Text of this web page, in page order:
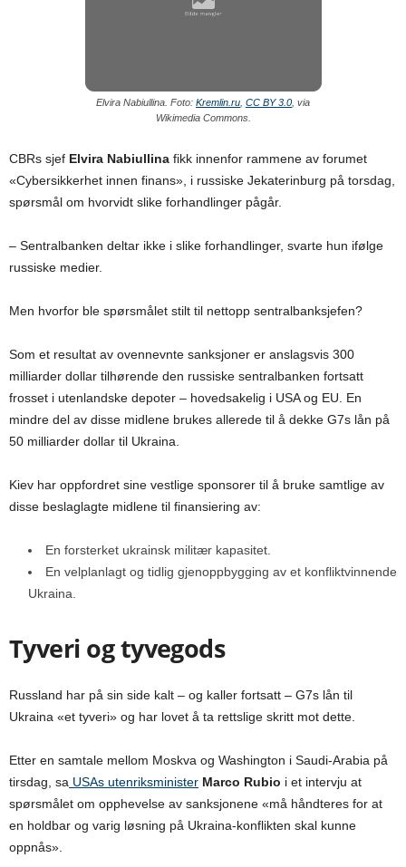
Elvira Nabiullina. Foto: Kremlin.ru CC BY 3.0 , via
Wikimedia Commons.
CBRs sjef Elvira Nabiullina fikk innenfor rammene av forumet
«Cybersikkerhet innen finans», i russiske Jekaterinburg på torsdag,
spørsmål om hvorvidt slike forhandlinger pågår.
– Sentralbanken deltar ikke i slike forhandlinger, svarte hun ifølge
russiske medier.
Men hvorfor ble spørsmålet stilt til nettopp sentralbanksjefen?
Som et resultat av ovennevnte sanksjoner er anslagsvis 300
milliarder dollar tilhørende den russiske sentralbanken fortsatt
frosset i utenlandske depoter – hovedsakelig i USA og EU. En
mindre del av disse midlene brukes allerede til å dekke G7s lån på
50 milliarder dollar til Ukraina.
Kiev har oppfordret sine vestlige sponsorer til å bruke samtlige av
disse beslaglagte midlene til finansiering av:
En forsterket ukrainsk militær kapasitet.
En velplanlagt og tidlig gjenoppbygging av et konfliktvinnende
Ukraina.
Tyveri og tyvegods
Russland har på sin side kalt – og kaller fortsatt – G7s lån til
Ukraina «et tyveri» og har lovet å ta rettslige skritt mot dette.
Etter en samtale mellom Moskva og Washington i Saudi-Arabia på
tirsdag, sa USAs utenriksminister Marco Rubio i et intervju at
spørsmålet om opphevelse av sanksjonene «må håndteres for at
en holdbar og varig løsning på Ukraina-konflikten skal kunne
oppnås».